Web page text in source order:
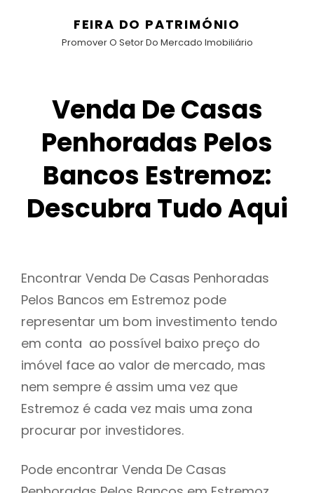
FEIRA DO PATRIMÓNIO
Promover O Setor Do Mercado Imobiliário
Venda De Casas
Penhoradas Pelos
Bancos Estremoz:
Descubra Tudo Aqui
Encontrar Venda De Casas Penhoradas
Pelos Bancos em Estremoz pode
representar um bom investimento tendo
em conta ao possível baixo preço do
imóvel face ao valor de mercado, mas
nem sempre é assim uma vez que
Estremoz é cada vez mais uma zona
procurar por investidores.
Pode encontrar Venda De Casas